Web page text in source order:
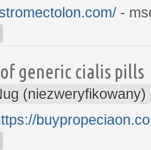
-
generic cialis pills
(niezweryfikowany)